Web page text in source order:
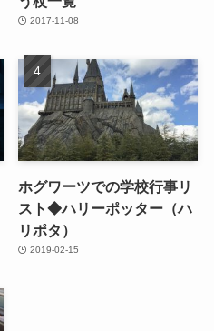
2017-11-08
ホグワーツでの学校行事リ
スト◆ハリーポッター（ハ
リポタ）
2019-02-15